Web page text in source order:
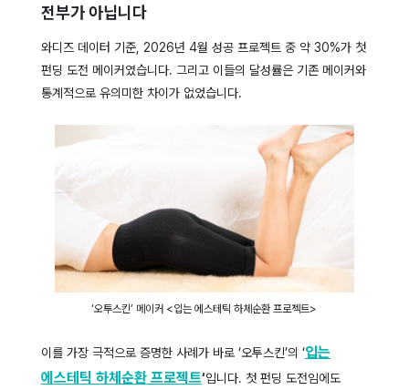
전부가 아닙니다
와디즈 데이터 기준, 2026년 4월 성공 프로젝트 중 약 30%가 첫
펀딩 도전 메이커였습니다. 그리고 이들의 달성률은 기존 메이커와
통계적으로 유의미한 차이가 없었습니다.
‘오투스킨’ 메이커 <입는 에스테틱 하체순환 프로젝트>
이를 가장 극적으로 증명한 사례가 바로 ‘오투스킨’의 ‘입는
에스테틱 하체순환 프로젝트‘입니다. 첫 펀딩 도전임에도